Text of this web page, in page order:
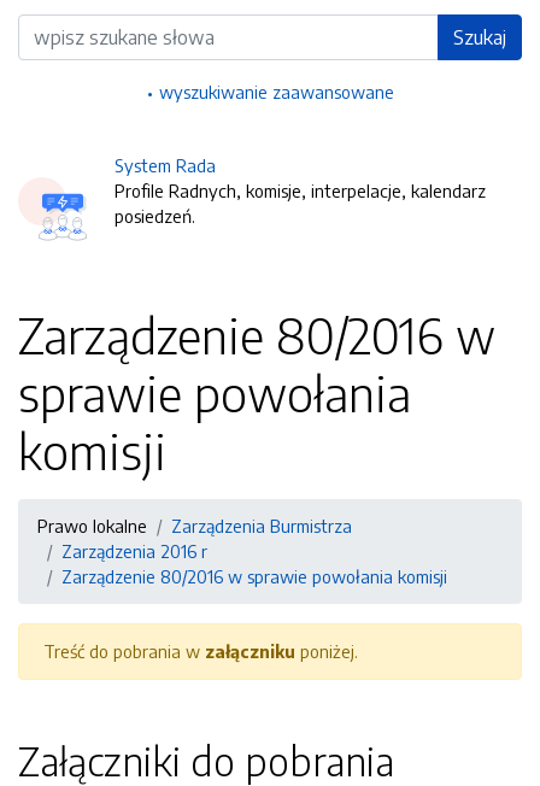
Wyszukiwarka Szukaj
wyszukiwanie zaawansowane
System Rada
Profile Radnych, komisje, interpelacje, kalendarz
posiedzeń.
Zarządzenie 80/2016 w
sprawie powołania
komisji
Prawo lokalne
Zarządzenia Burmistrza
Zarządzenia 2016 r
Zarządzenie 80/2016 w sprawie powołania komisji
Treść do pobrania w załączniku poniżej.
Załączniki do pobrania